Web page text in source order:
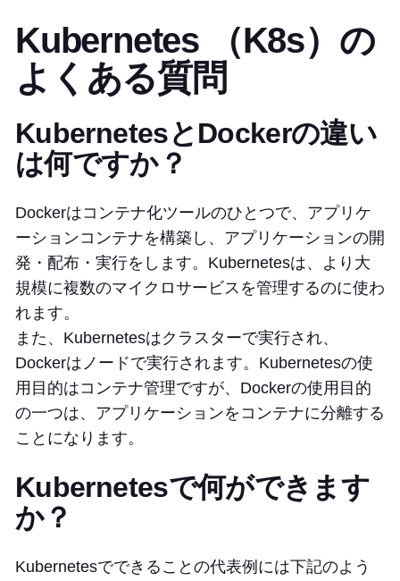
Kubernetes （K8s）の
よくある質問
KubernetesとDockerの違い
は何ですか？
Dockerはコンテナ化ツールのひとつで、アプリケ
ーションコンテナを構築し、アプリケーションの開
発・配布・実行をします。Kubernetesは、より大
規模に複数のマイクロサービスを管理するのに使わ
れます。
また、Kubernetesはクラスターで実行され、
Dockerはノードで実行されます。Kubernetesの使
用目的はコンテナ管理ですが、Dockerの使用目的
の一つは、アプリケーションをコンテナに分離する
ことになります。
Kubernetesで何ができます
か？
Kubernetesでできることの代表例には下記のよう